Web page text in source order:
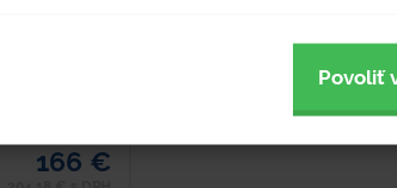
166 €
Skladom 35 ksPovoliť